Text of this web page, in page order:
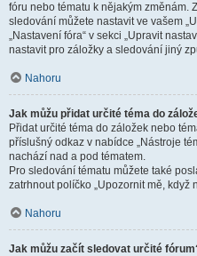
fóru nebo tématu k nějakým změnám.
sledování můžete nastavit ve vašem
„Nastavení fóra“ v sekci „Upravit
nastavit pro záložky a sledování jiný
Nahoru
Jak můžu přidat určité téma do
Přidat určité téma do záložek nebo
příslušný odkaz v nabídce „Nástroje
nachází nad a pod tématem.
Pro sledování tématu můžete také
zatrhnout políčko „Upozornit mě, když
Nahoru
Jak můžu začít sledovat určité